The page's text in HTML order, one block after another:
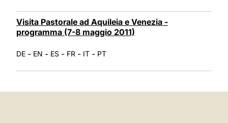
Visita Pastorale ad Aquileia e Venezia -
programma (7-8 maggio 2011)
DE - EN - ES - FR - IT - PT